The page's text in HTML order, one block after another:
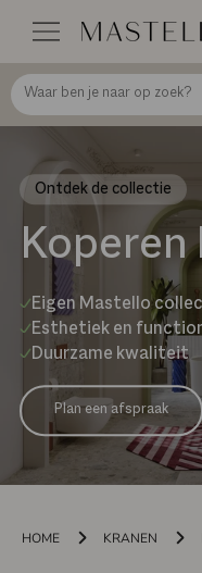
inhoud
Ontdek de collectie
Koperen
Eigen Mastello
Esthetiek en
Duurzame kwaliteit
Plan een afspraak
HOME KRANEN